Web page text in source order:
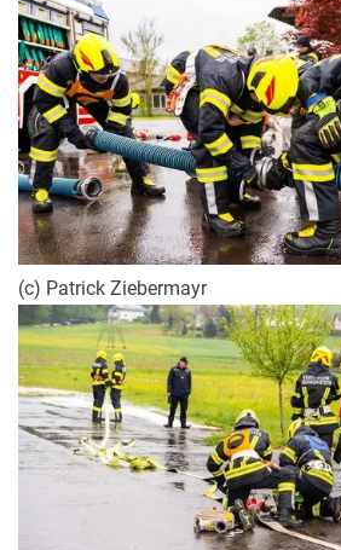
(c) Patrick Ziebermayr